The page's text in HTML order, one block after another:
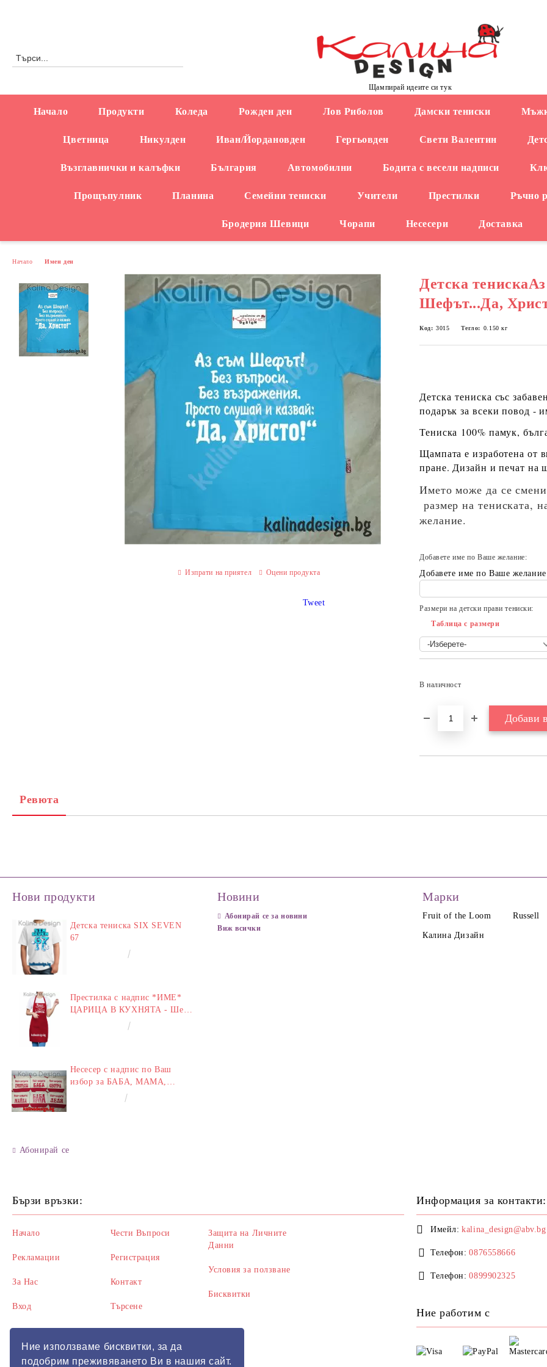
Ние използваме бисквитки, за да
подобрим преживяването Ви в нашия сайт.
Щампирай идеите си тук
Начало Продукти Коледа Рожден ден Лов Риболов Дамски тениски
Цветница Никулден Иван/Йордановден Гергьовден Свети Валентин
Възглавнички и калъфки България Автомобилни Бодита с весели надписи
Прощъпулник Планина Семейни тениски Учители Престилки Ръчно
Бродерия Шевици Чорапи Несесери Доставка
Начало Имен ден
Детска
Шефът...Да,
Код: 3015 Тегло: 0.150 кг
Детскатениска със
подарък за всеки повод -
Тениска 100% памук,
Щампата е изработена от
пране. Дизайн и печат на
Името може да се
размер на тениската,
желание.
Добавете име по Ваше желание:
Добавете име по Ваше желание
Размери на детски прави тениски:
Таблица с размери
В наличност
Изпрати на приятел Оцени продукта
Tweet
Ревюта
Нови продукти
Детска тениска SIX SEVEN
67
Престилка с надпис *ИМЕ*
ЦАРИЦА В КУХНЯТА - Шеф
Несесер с надпис по Ваш
избор за БАБА, МАМА,
ЛЕЛЯ, СЕСТРА,
Абонирай се
Новини
Абонирай се за новини
Виж всички
Марки
Fruit of the Loom Russell
Калина Дизайн
Бързи връзки:
Начало
Рекламации
За Нас
Вход
Чести Въпроси
Регистрация
Контакт
Търсене
Защита на Личните
Данни
Условия за ползване
Бисквитки
Информация за контакти:
Имейл: kalina_design@abv.bg
Телефон: 0876558666
Телефон: 0899902325
Ние работим с